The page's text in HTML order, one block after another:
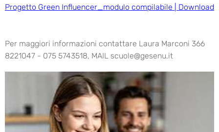
Progetto Green Influencer_modulo compilabile | Download
Per maggiori informazioni contattare Laura Marconi 366
8221047 - 075 5743518, MAIL scuole@gesenu.it